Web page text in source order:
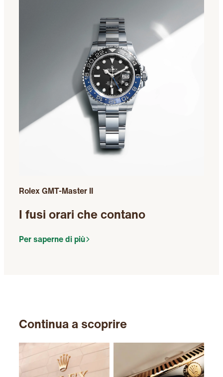
Rolex GMT-Master II
I fusi orari che contano
Per saperne di più
Continua a scoprire